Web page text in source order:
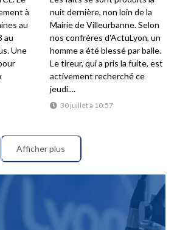
à
au
au
Une
30 juillet à 10:57
nuit dernière, non loin de la
Mairie de Villeurbanne. Selon
nos confrères d'ActuLyon, un
homme a été blessé par balle.
Le tireur, qui a pris la fuite, est
activement recherché ce
jeudi....
Afficher plus